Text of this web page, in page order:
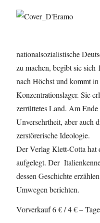
nationalsozialistische
zu machen, begibt sie
nach Höchst und kommt
Konzentrationslager. Sie
zerrüttetes Land. Am
Unversehrtheit, aber auch
zerstörerische Ideologie.
Der Verlag Klett-Cotta hat
aufgelegt. Der
dessen Geschichte
Umwegen berichten.
Vorverkauf 6 € / 4 € –